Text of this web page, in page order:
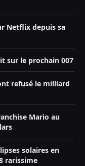
Netflix depuis sa
sur le prochain 007
refusé le milliard
Mario au
solaires en
rarissime